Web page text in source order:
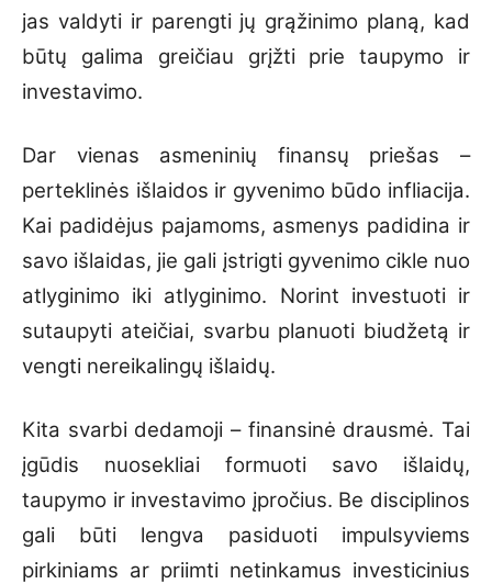
jas valdyti ir parengti jų grąžinimo planą, kad
būtų galima greičiau grįžti prie taupymo ir
investavimo.
Dar vienas asmeninių finansų priešas –
perteklinės išlaidos ir gyvenimo būdo infliacija.
Kai padidėjus pajamoms, asmenys padidina ir
savo išlaidas, jie gali įstrigti gyvenimo cikle nuo
atlyginimo iki atlyginimo. Norint investuoti ir
sutaupyti ateičiai, svarbu planuoti biudžetą ir
vengti nereikalingų išlaidų.
Kita svarbi dedamoji – finansinė drausmė. Tai
įgūdis nuosekliai formuoti savo išlaidų,
taupymo ir investavimo įpročius. Be disciplinos
gali būti lengva pasiduoti impulsyviems
pirkiniams ar priimti netinkamus investicinius